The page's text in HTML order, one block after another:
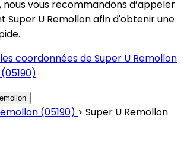
vous recommandons d’appeler
Super U Remollon afin d'obtenir une
coordonnées de Super U Remollon
(05190) > Super U Remollon